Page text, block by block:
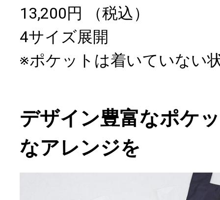
13,200円 （税込）
4サイズ展開
※ポケットは着いていない
デザイン豊富なポケ
なアレンジを